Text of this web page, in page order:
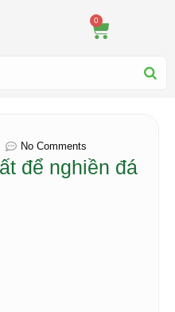
0
No Comments
để nghiền đá